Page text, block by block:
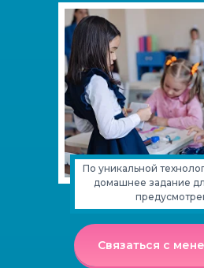
По уникальной
домашнее задание
Связаться с